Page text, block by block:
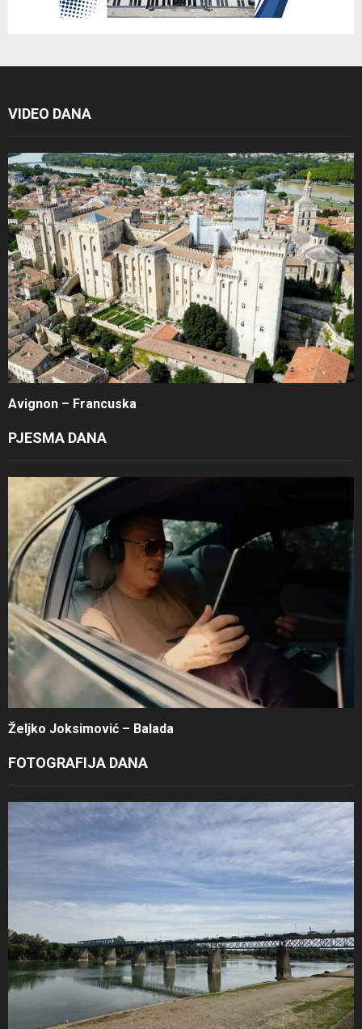
VIDEO DANA
Avignon – Francuska
PJESMA DANA
Željko Joksimović – Balada
FOTOGRAFIJA DANA